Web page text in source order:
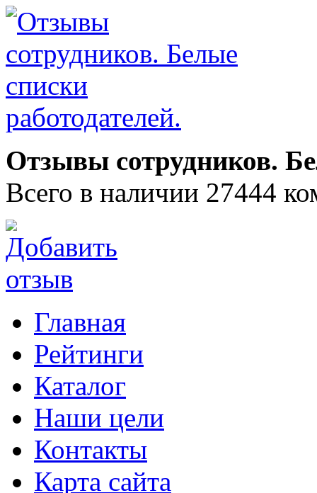
Отзывы сотрудников.
Всего в наличии 27444
Главная
Рейтинги
Каталог
Наши цели
Контакты
Карта сайта